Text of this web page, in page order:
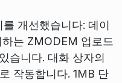
개선했습니다: 데이
는 ZMODEM 업로드
습니다. 대화 상자의
작동합니다. 1MB 단